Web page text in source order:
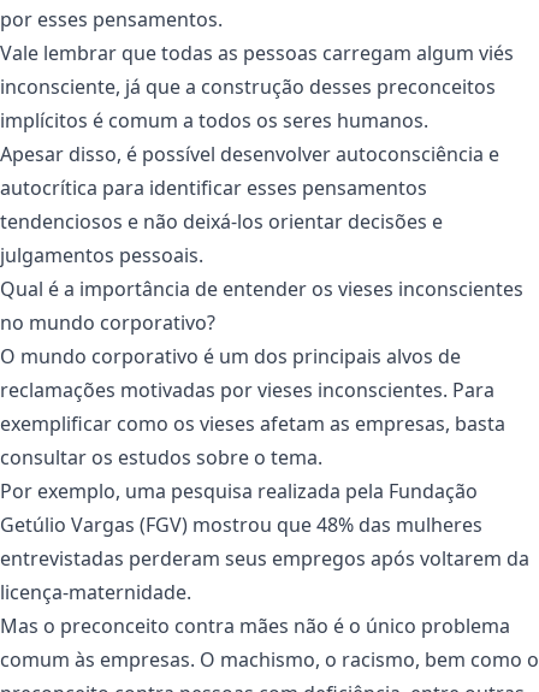
por esses pensamentos.
Vale lembrar que todas as pessoas carregam algum viés
inconsciente, já que a construção desses preconceitos
implícitos é comum a todos os seres humanos.
Apesar disso, é possível desenvolver autoconsciência e
autocrítica para identificar esses pensamentos
tendenciosos e não deixá-los orientar decisões e
julgamentos pessoais.
Qual é a importância de entender os vieses inconscientes
no mundo corporativo?
O mundo corporativo é um dos principais alvos de
reclamações motivadas por vieses inconscientes. Para
exemplificar como os vieses afetam as empresas, basta
consultar os estudos sobre o tema.
Por exemplo, uma pesquisa realizada pela Fundação
Getúlio Vargas (FGV) mostrou que 48% das mulheres
entrevistadas perderam seus empregos após voltarem da
licença-maternidade.
Mas o preconceito contra mães não é o único problema
comum às empresas. O machismo, o racismo, bem como o